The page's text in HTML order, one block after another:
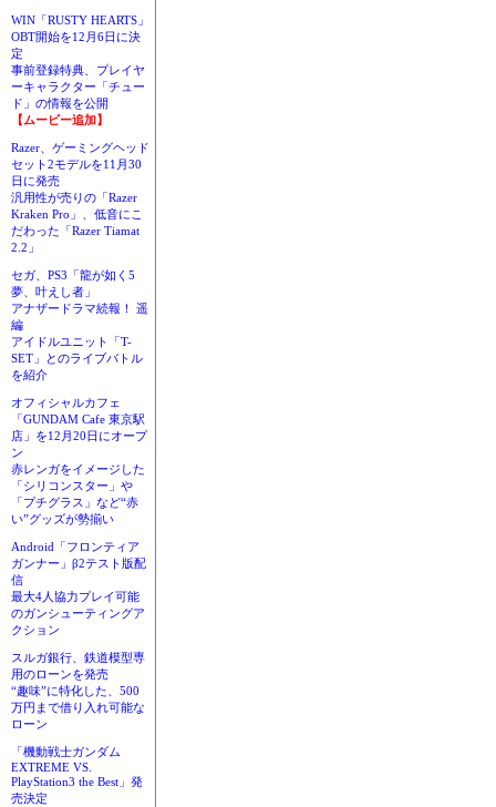
WIN「RUSTY HEARTS」
OBT開始を12月6日に決
定
事前登録特典、プレイヤ
ーキャラクター「チュー
ド」の情報を公開
【ムービー追加】
Razer、ゲーミングヘッド
セット2モデルを11月30
日に発売
汎用性が売りの「Razer
Kraken Pro」、低音にこ
だわった「Razer Tiamat
2.2」
セガ、PS3「龍が如く5
夢、叶えし者」
アナザードラマ続報！ 遥
編
アイドルユニット「T-
SET」とのライブバトル
を紹介
オフィシャルカフェ
「GUNDAM Cafe 東京駅
店」を12月20日にオープ
ン
赤レンガをイメージした
「シリコンスター」や
「プチグラス」など“赤
い”グッズが勢揃い
Android「フロンティア
ガンナー」β2テスト版配
信
最大4人協力プレイ可能
のガンシューティングア
クション
スルガ銀行、鉄道模型専
用のローンを発売
“趣味”に特化した、500
万円まで借り入れ可能な
ローン
「機動戦士ガンダム
EXTREME VS.
PlayStation3 the Best」発
売決定